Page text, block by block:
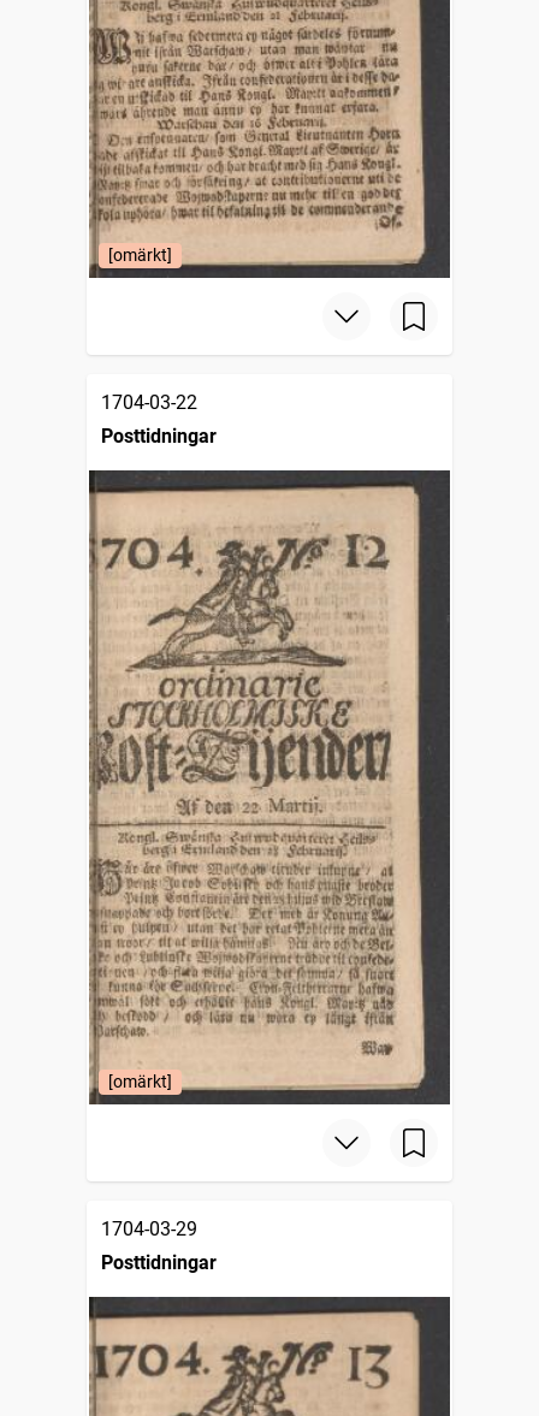
[omärkt]
1704-03-22
Posttidningar
[omärkt]
1704-03-29
Posttidningar